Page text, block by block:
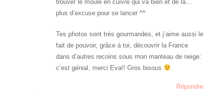
trouver le moule en cuivre qui va bien et de là…
plus d’excuse pour se lancer ^^
Tes photos sont très gourmandes, et j’aime aussi le
fait de pouvoir, grâce à toi, découvrir la France
dans d’autres recoins sous mon manteau de neige:
c’est génial, merci Eva!! Gros bisous
Répondre